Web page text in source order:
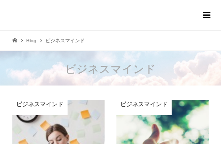
Blog ビジネスマインド
ビジネスマインド
ビジネスマインド ビジネスマインド